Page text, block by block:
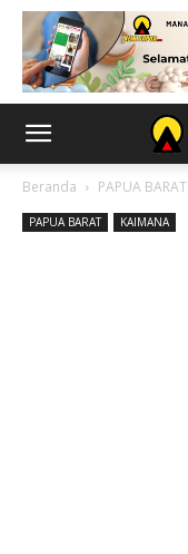
Beranda PAPUA BARAT
PAPUA BARAT KAIMANA